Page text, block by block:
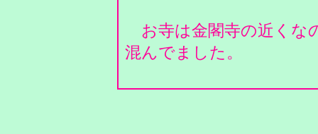
お寺は金閣寺の近くな
混んでました。